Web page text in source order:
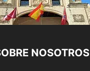
NOSOTROS